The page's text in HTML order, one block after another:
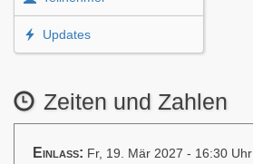
Updates
Zeiten und Zahlen
Einlass: Fr, 19. Mär 2027 - 16:30 Uhr